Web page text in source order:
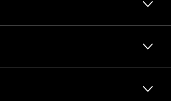
quand la température monte ? Le